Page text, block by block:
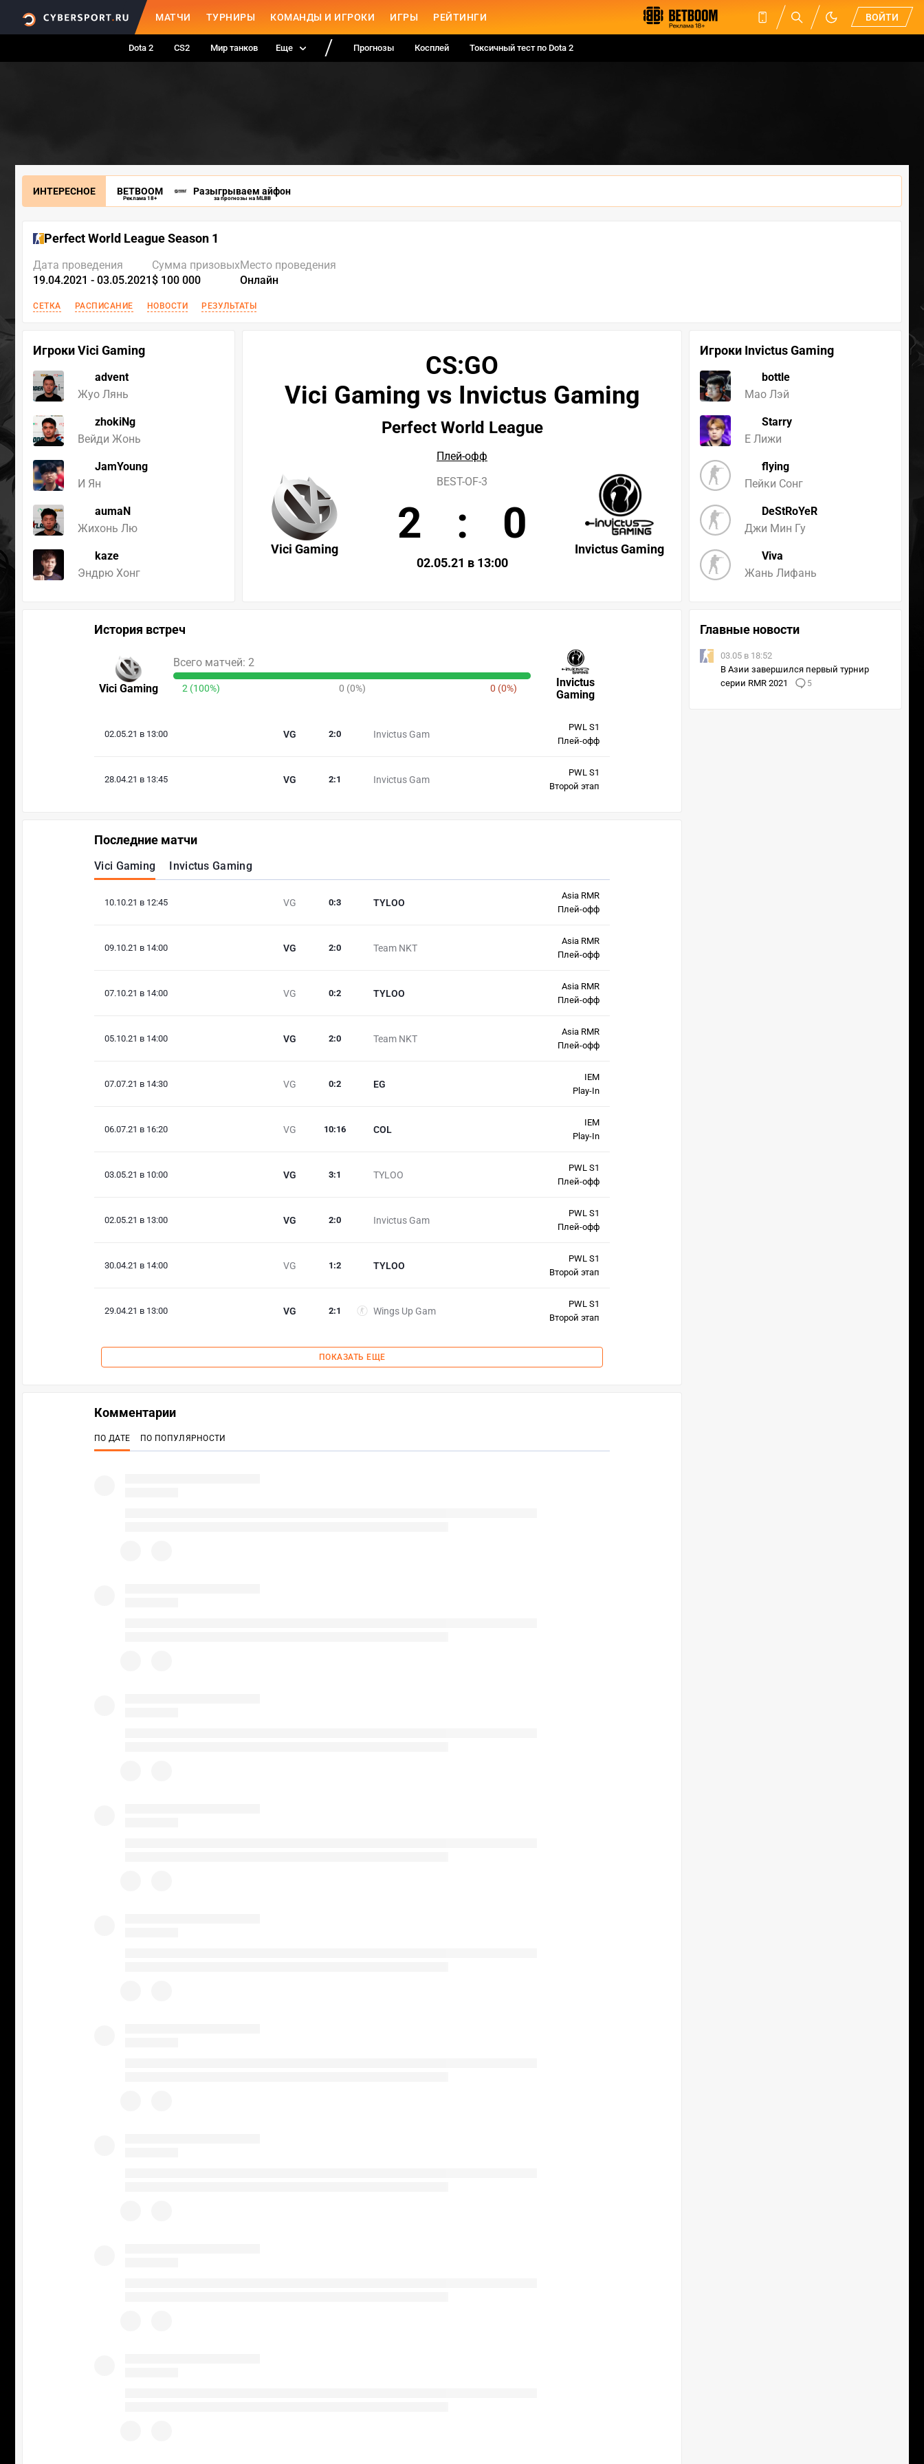
МАТЧИ ТУРНИРЫ КОМАНДЫ И ИГРОКИ ИГРЫ РЕЙТИНГИ ВОЙТИ
Dota 2 CS2 Мир танков Еще Прогнозы Косплей Токсичный тест по Dota 2
ИНТЕРЕСНОЕ BETBOOM
Реклама 18+
Разыгрываем айфон
за прогнозы на MLBB
Perfect World League Season 1
Дата проведения
19.04.2021 - 03.05.2021
Сумма призовых
$ 100 000
Место проведения
Онлайн
СЕТКА РАСПИСАНИЕ НОВОСТИ РЕЗУЛЬТАТЫ
Игроки Vici Gaming
advent
Жуо Лянь
zhokiNg
Вейди Жонь
JamYoung
И Ян
aumaN
Жихонь Лю
kaze
Эндрю Хонг
Игроки Invictus Gaming
bottle
Мао Лэй
Starry
Е Лижи
flying
Пейки Сонг
DeStRoYeR
Джи Мин Гу
Viva
Жань Лифань
CS:GO
Vici Gaming vs Invictus Gaming
Perfect World League
Плей-офф
Vici Gaming Invictus Gaming
BEST-OF-3
2 : 0
02.05.21 в 13:00
История встреч
Vici Gaming
Invictus
Gaming
Всего матчей: 2
2 (100%) 0 (0%) 0 (0%)
02.05.21 в 13:00 VG Invictus Gam
2:0
PWL S1
Плей-офф
28.04.21 в 13:45 VG Invictus Gam
2:1
PWL S1
Второй этап
Последние матчи
Vici Gaming Invictus Gaming
10.10.21 в 12:45 VG TYLOO
0:3
Asia RMR
Плей-офф
09.10.21 в 14:00 VG Team NKT
2:0
Asia RMR
Плей-офф
07.10.21 в 14:00 VG TYLOO
0:2
Asia RMR
Плей-офф
05.10.21 в 14:00 VG Team NKT
2:0
Asia RMR
Плей-офф
07.07.21 в 14:30 VG EG
0:2
IEM
Play-In
06.07.21 в 16:20 VG COL
10:16
IEM
Play-In
03.05.21 в 10:00 VG TYLOO
3:1
PWL S1
Плей-офф
02.05.21 в 13:00 VG Invictus Gam
2:0
PWL S1
Плей-офф
30.04.21 в 14:00 VG TYLOO
1 :2
PWL S1
Второй этап
29.04.21 в 13:00 VG Wings Up Gam
2:1
PWL S1
Второй этап
ПОКАЗАТЬ ЕЩЕ
Главные новости
03.05 в 18:52
В Азии завершился первый турнир
серии RMR 2021
5
Комментарии
ПО ДАТЕ ПО ПОПУЛЯРНОСТИ